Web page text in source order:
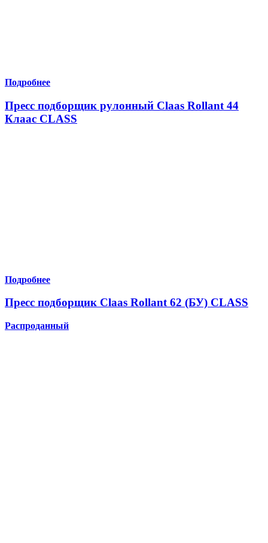
Подробнее
Пресс подборщик рулонный Claas Rollant 44
Клаас CLASS
Подробнее
Пресс подборщик Claas Rollant 62 (БУ) CLASS
Распроданный